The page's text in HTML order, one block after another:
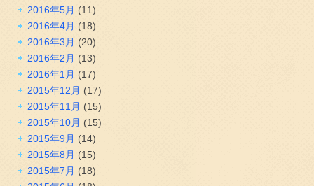
2016年5月 (11)
2016年4月 (18)
2016年3月 (20)
2016年2月 (13)
2016年1月 (17)
2015年12月 (17)
2015年11月 (15)
2015年10月 (15)
2015年9月 (14)
2015年8月 (15)
2015年7月 (18)